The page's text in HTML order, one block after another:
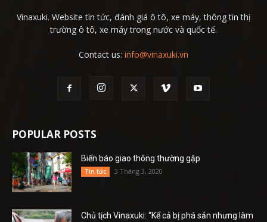
Vinaxuki. Website tin tức, đánh giá ô tô, xe máy, thông tin thị
trường ô tô, xe máy trong nước và quốc tế.
Contact us: info@vinaxuki.vn
POPULAR POSTS
Biển báo giao thông thường gặp
Tin tức 3 Tháng 3, 2020
Chủ tịch Vinaxuki: “Kể cả bị phá sản nhưng làm